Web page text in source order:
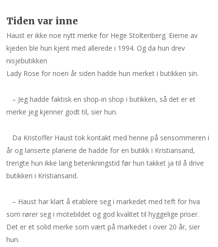
Tiden var inne
Haust er ikke noe nytt merke for Hege Stoltenberg. Eierne av
kjeden ble hun kjent med allerede i 1994. Og da hun drev
nisjebutikken
Lady Rose for noen år siden hadde hun merket i butikken sin.
– Jeg hadde faktisk en shop-in shop i butikken, så det er et
merke jeg kjenner godt til, sier hun.
Da Kristoffer Haust tok kontakt med henne på sensommeren i
år og lanserte planene de hadde for en butikk i Kristiansand,
trengte hun ikke lang betenkningstid før hun takket ja til å drive
butikken i Kristiansand.
– Haust har klart å etablere seg i markedet med teft for hva
som rører seg i motebildet og god kvalitet til hyggelige priser.
Det er et solid merke som vært på markedet i over 20 år, sier
hun.